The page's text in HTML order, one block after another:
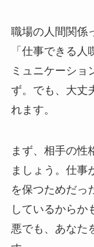
職場の人間関係
「仕事できる
ミュニケーショ
ず。でも、大丈
れます。
まず、相手の性
ましょう。仕事
を保つためだっ
しているからか
悪でも、あなた